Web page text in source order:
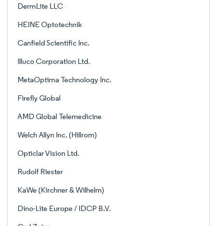
DermLite LLC
HEINE Optotechnik
Canfield Scientific Inc.
Illuco Corporation Ltd.
MetaOptima Technology Inc.
Firefly Global
AMD Global Telemedicine
Welch Allyn Inc. (Hillrom)
Opticlar Vision Ltd.
Rudolf Riester
KaWe (Kirchner & Wilhelm)
Dino-Lite Europe / IDCP B.V.